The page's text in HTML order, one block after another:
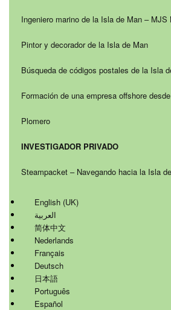
Ingeniero marino de la Isla de Man – MJS
Pintor y decorador de la Isla de Man
Búsqueda de códigos postales de la Isla
Formación de una empresa offshore
Plomero
INVESTIGADOR PRIVADO
Steampacket – Navegando hacia la Isla
English (UK)
العربية
简体中文
Nederlands
Français
Deutsch
日本語
Português
Español